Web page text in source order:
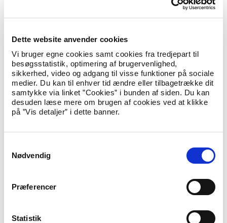
Dette website anvender cookies
Vi bruger egne cookies samt cookies fra tredjepart til
besøgsstatistik, optimering af brugervenlighed,
sikkerhed, video og adgang til visse funktioner på sociale
medier. Du kan til enhver tid ændre eller tilbagetrække dit
samtykke via linket ”Cookies” i bunden af siden. Du kan
desuden læse mere om brugen af cookies ved at klikke
på ”Vis detaljer” i dette banner.
Nødvendig
Præferencer
Statistik
København
Adelgade 11-13, 1304 København K
I København arbejder medarbejdere fra Koncern It.